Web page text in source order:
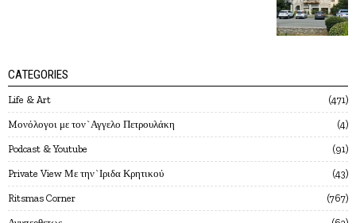
CATEGORIES
Life & Art 471
Mονόλογοι με τον`Αγγελο Πετρουλάκη 4
Podcast & Youtube 91
Private View Με την`Ιριδα Κρητικού 43
Ritsmas Corner 767